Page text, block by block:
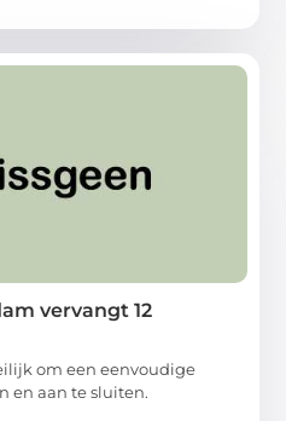
vervangt 12
om een eenvoudige
en aan te sluiten.